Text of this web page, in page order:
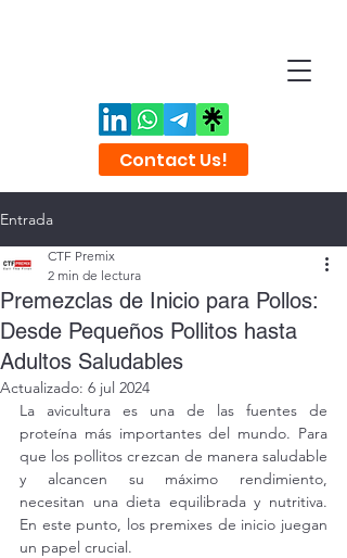
Contact Us!
Entrada
Premezclas de Inicio para Pollos:
Desde Pequeños Pollitos hasta
Adultos Saludables
CTF Premix
2 min de lectura
Actualizado: 6 jul 2024
La avicultura es una de las fuentes de
proteína más importantes del mundo. Para
que los pollitos crezcan de manera saludable
y alcancen su máximo rendimiento,
necesitan una dieta equilibrada y nutritiva.
En este punto, los premixes de inicio juegan
un papel crucial.